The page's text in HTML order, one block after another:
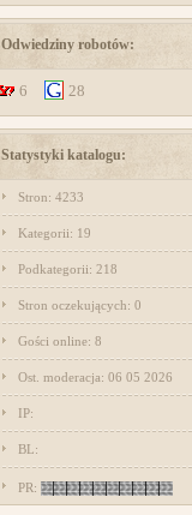
Odwiedziny robotów:
6 28
Statystyki katalogu:
Stron: 4233
Kategorii: 19
Podkategorii: 218
Stron oczekujących: 0
Gości online: 8
Ost. moderacja: 06 05 2026
IP:
BL:
PR: